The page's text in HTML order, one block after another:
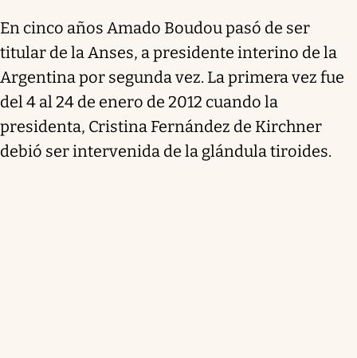
En cinco años Amado Boudou pasó de ser
titular de la Anses, a presidente interino de la
Argentina por segunda vez. La primera vez fue
del 4 al 24 de enero de 2012 cuando la
presidenta, Cristina Fernández de Kirchner
debió ser intervenida de la glándula tiroides.